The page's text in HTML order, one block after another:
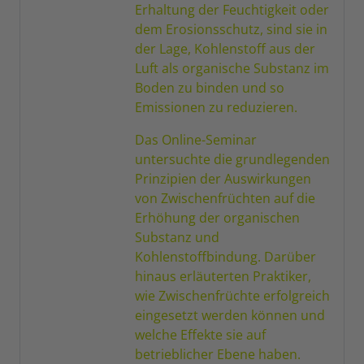
Erhaltung der Feuchtigkeit oder
dem Erosionsschutz, sind sie in
der Lage, Kohlenstoff aus der
Luft als organische Substanz im
Boden zu binden und so
Emissionen zu reduzieren.
Das Online-Seminar
untersuchte die grundlegenden
Prinzipien der Auswirkungen
von Zwischenfrüchten auf die
Erhöhung der organischen
Substanz und
Kohlenstoffbindung. Darüber
hinaus erläuterten Praktiker,
wie Zwischenfrüchte erfolgreich
eingesetzt werden können und
welche Effekte sie auf
betrieblicher Ebene haben.